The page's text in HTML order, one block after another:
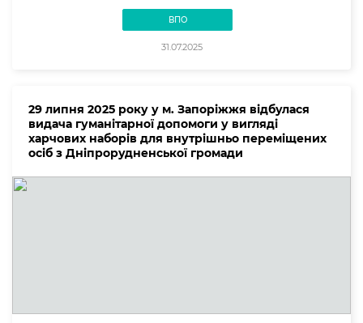
ВПО
31.07.2025
29 липня 2025 року у м. Запоріжжя відбулася
видача гуманітарної допомоги у вигляді
харчових наборів для внутрішньо переміщених
осіб з Дніпрорудненської громади